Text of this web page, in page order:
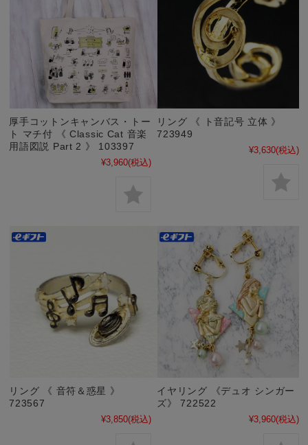
厚手コットンキャンバス・トー
ト マチ付 《 Classic Cat 音楽
用語図説 Part 2 》 103397
¥3,960(税込)
リング 《 ト音記号 立体 》
723949
¥3,630(税込)
リング 《 音符＆惑星 》
723567
¥3,850(税込)
イヤリング 《デュオ シンガー
ズ》 722522
¥3,960(税込)